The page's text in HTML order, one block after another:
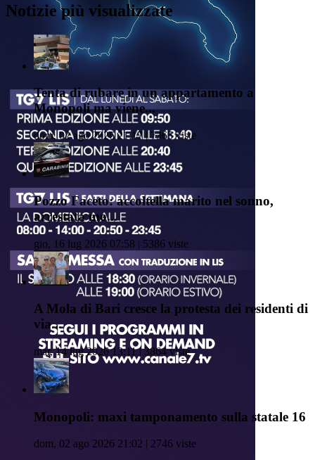
Notizie più visualizzate
Tenta di rubare in un appartamento a
Monopoli ma viene...
dom, 02 ago 2026 21:17 | 7365 viste
Pozzo Faceto: accoltella marito nel sonno,
arrestata mo...
gio, 16 lug 2026 07:58 | 5386 viste
A Mola di Bari cresce la protesta dei residenti di
via...
mar, 14 lug 2026 13:11 | 3864 viste
Monopoli: maxi tamponamento sulla statale 16
dom, 02 ago 2026 21:02 | 2746 viste